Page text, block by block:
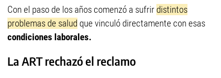
Con el paso de los años comenzó a sufrir distintos
problemas de salud que vinculó directamente con esas
condiciones laborales.
La ART rechazó el reclamo